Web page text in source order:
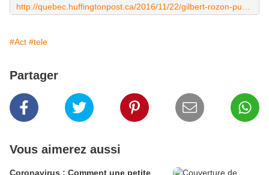
#Act #tele
Partager
Vous aimerez aussi
Coronavirus : Comment une petite